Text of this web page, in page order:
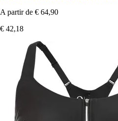
A partir de € 64,90
€ 42,18